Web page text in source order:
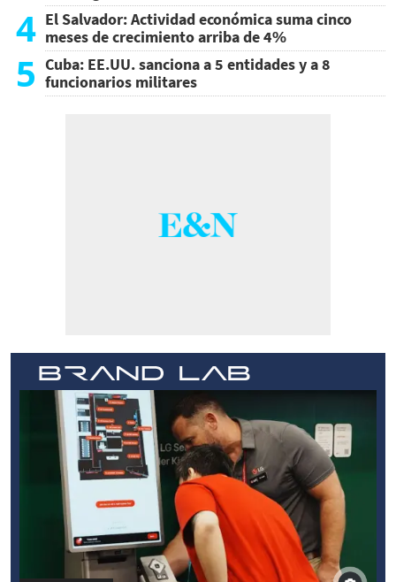
4 El Salvador: Actividad económica suma cinco
meses de crecimiento arriba de 4%
5 Cuba: EE.UU. sanciona a 5 entidades y a 8
funcionarios militares